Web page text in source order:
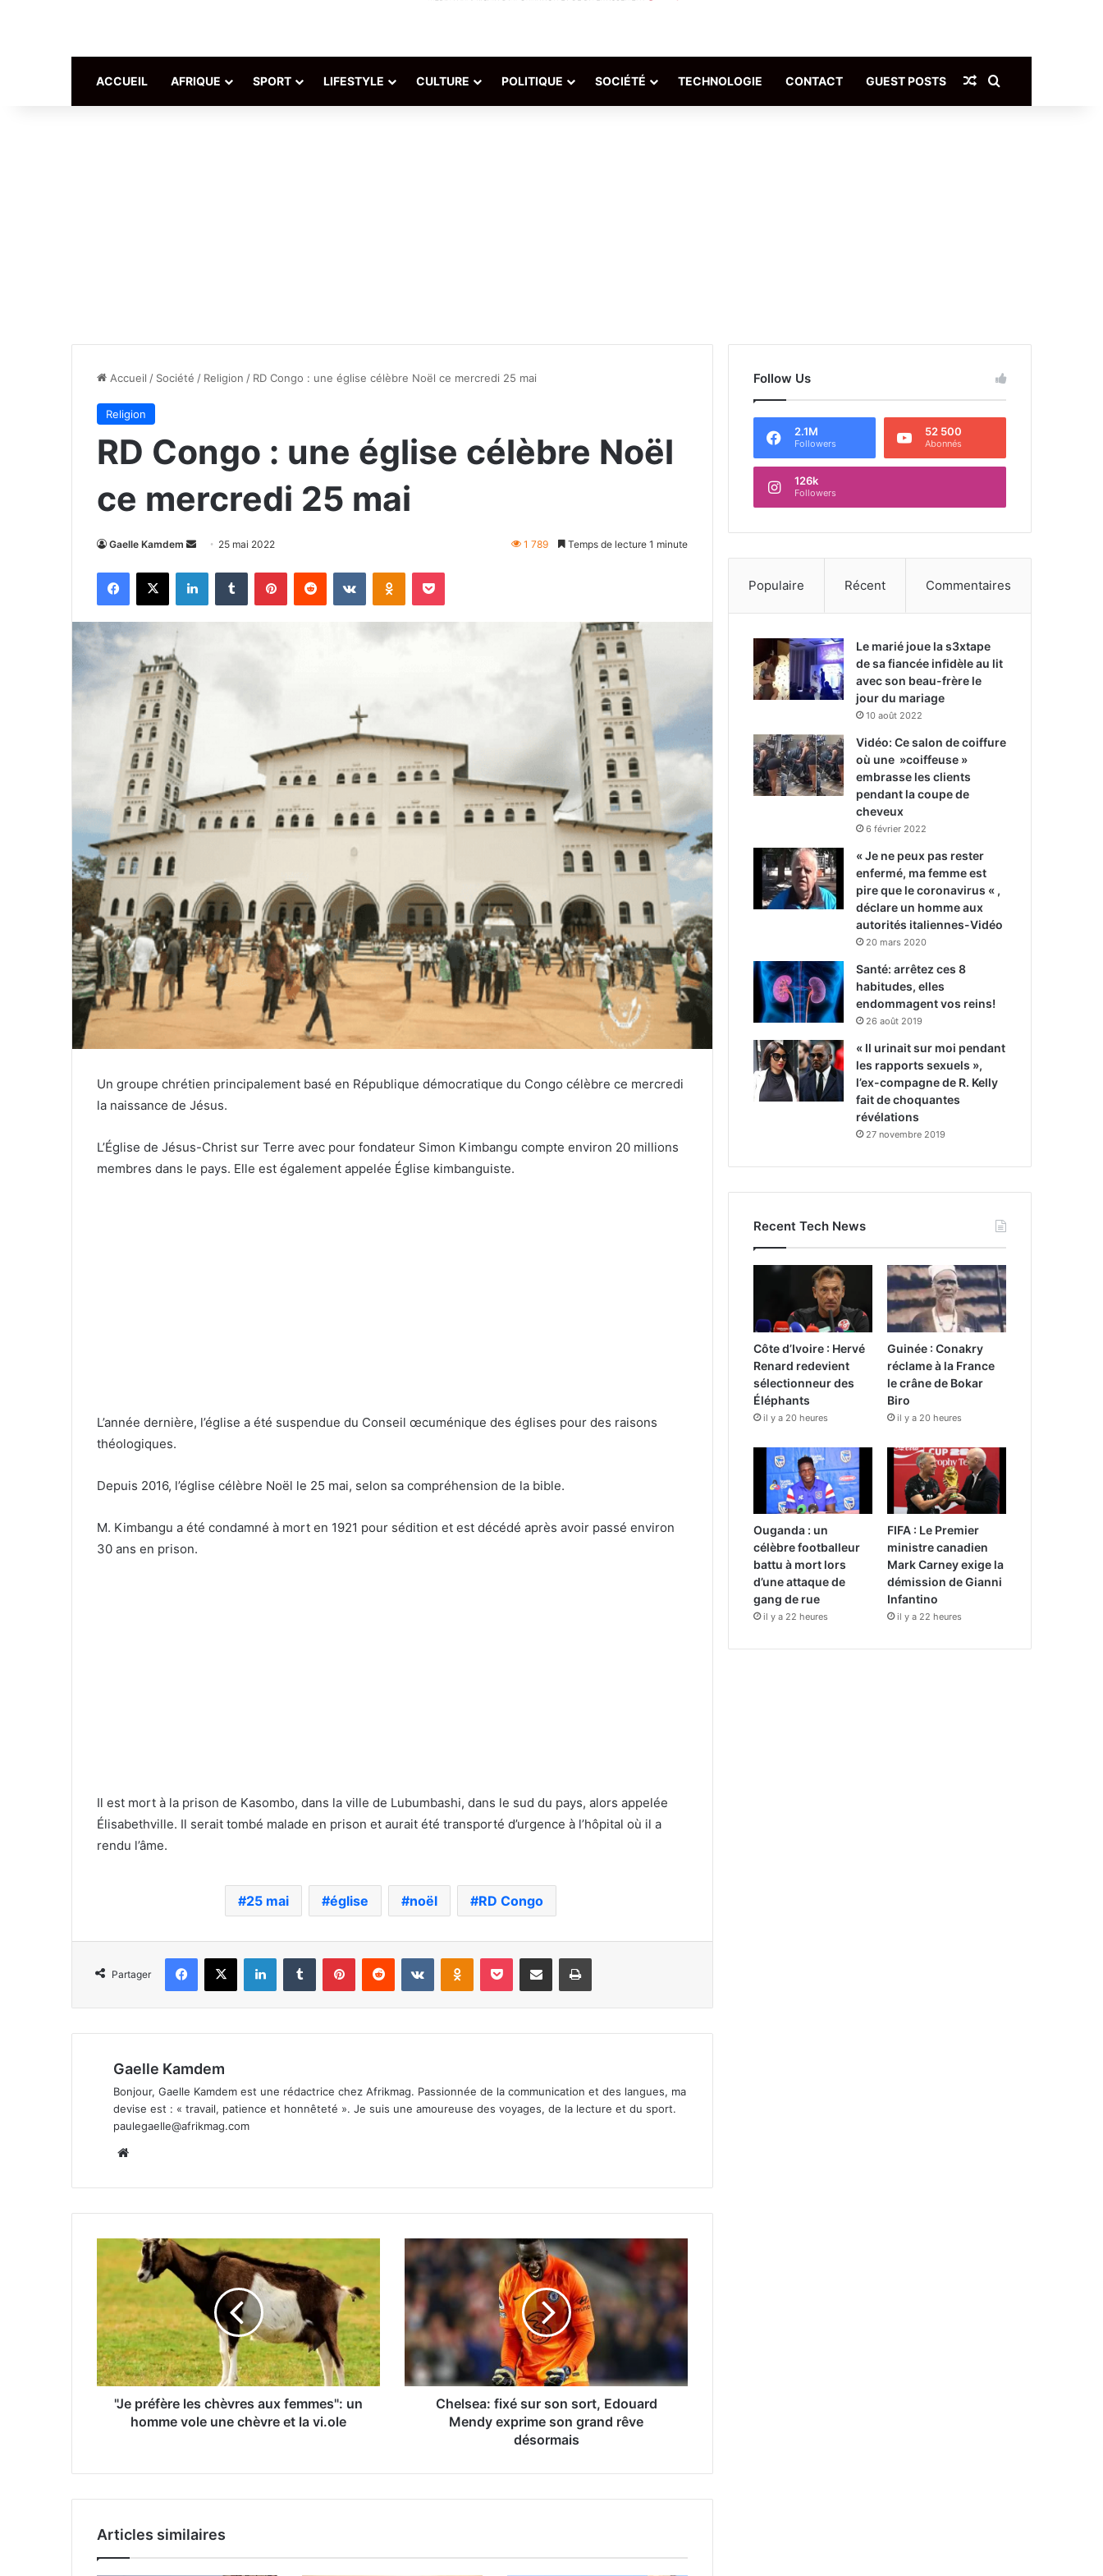
ACCUEIL AFRIQUE SPORT LIFESTYLE CULTURE POLITIQUE SOCIÉTÉ TECHNOLOGIE CONTACT GUEST POSTS Article Aléatoire
Accueil / Société / Religion / RD Congo : une église célèbre Noël ce mercredi 25 mai
Religion
RD Congo : une église célèbre Noël
ce mercredi 25 mai
Gaelle Kamdem
Envoyer
courriel
25 mai 2022 1 789 Temps de lecture 1 minute
Facebook
X LinkedinTumblr PinterestReddit VKontakteOdnoklassniki
Pocket
Un groupe chrétien principalement basé en République démocratique du Congo célèbre ce mercredi
la naissance de Jésus.
L’Église de Jésus-Christ sur Terre avec pour fondateur Simon Kimbangu compte environ 20 millions
membres dans le pays. Elle est également appelée Église kimbanguiste.
L’année dernière, l’église a été suspendue du Conseil œcuménique des églises pour des raisons
théologiques.
Depuis 2016, l’église célèbre Noël le 25 mai, selon sa compréhension de la bible.
M. Kimbangu a été condamné à mort en 1921 pour sédition et est décédé après avoir passé environ
30 ans en prison.
Il est mort à la prison de Kasombo, dans la ville de Lubumbashi, dans le sud du pays, alors appelée
Élisabethville. Il serait tombé malade en prison et aurait été transporté d’urgence à l’hôpital où il a
rendu l’âme.
25 mai église noël RD Congo
Partager
Facebook
X LinkedinTumblr PinterestReddit VKontakteOdnoklassniki
Pocket Partager par email Imprimer
Gaelle Kamdem
Bonjour, Gaelle Kamdem est une rédactrice chez Afrikmag. Passionnée de la communication et des langues, ma
devise est : « travail, patience et honnêteté ». Je suis une amoureuse des voyages, de la lecture et du sport.
paulegaelle@afrikmag.com
"Je préfère les chèvres aux femmes": un
homme vole une chèvre et la vi.ole
Chelsea: fixé sur son sort, Edouard
Mendy exprime son grand rêve
désormais
Articles similaires
Follow Us
2.1M
Followers
52 500
Abonnés
126k
Followers
Populaire Récent Commentaires
Le marié joue la s3xtape
de sa fiancée infidèle au lit
avec son beau-frère le
jour du mariage
10 août 2022
Vidéo: Ce salon de coiffure
où une »coiffeuse »
embrasse les clients
pendant la coupe de
cheveux
6 février 2022
« Je ne peux pas rester
enfermé, ma femme est
pire que le coronavirus « ,
déclare un homme aux
autorités italiennes-Vidéo
20 mars 2020
Santé: arrêtez ces 8
habitudes, elles
endommagent vos reins!
26 août 2019
« Il urinait sur moi pendant
les rapports sexuels »,
l’ex-compagne de R. Kelly
fait de choquantes
révélations
27 novembre 2019
Recent Tech News
Côte d’Ivoire : Hervé
Renard redevient
sélectionneur des
Éléphants
il y a 20 heures
Guinée : Conakry
réclame à la France
le crâne de Bokar
Biro
il y a 20 heures
Ouganda : un
célèbre footballeur
battu à mort lors
d’une attaque de
gang de rue
il y a 22 heures
FIFA : Le Premier
ministre canadien
Mark Carney exige la
démission de Gianni
Infantino
il y a 22 heures